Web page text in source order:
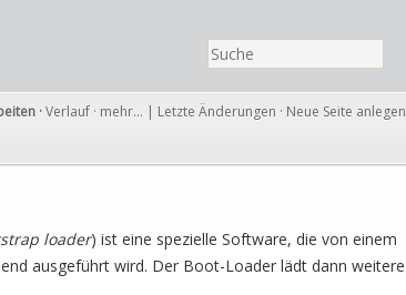
·Verlauf · mehr… | Letzte Änderungen · Neue Seite anlegen
loader) ist eine spezielle Software, die von einem
ausgeführt wird. Der Boot-Loader lädt dann weitere